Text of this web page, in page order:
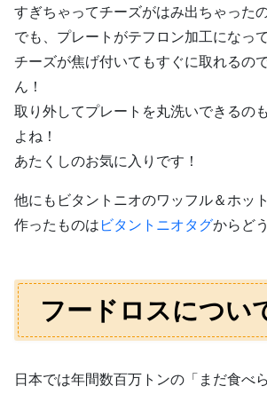
すぎちゃってチーズがはみ出ちゃった
でも、プレートがテフロン加工になっ
チーズが焦げ付いてもすぐに取れるの
ん！
取り外してプレートを丸洗いできるの
よね！
あたくしのお気に入りです！
他にもビタントニオのワッフル＆ホッ
作ったものはビタントニオタグからど
フードロスについ
日本では年間数百万トンの「まだ食べ